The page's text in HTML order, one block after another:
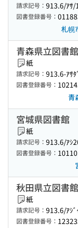
請求記号： 913.6/ｱｻ/
図書登録番号：
札幌
青森県立図書館
紙
請求記号： 913.6-ｱｻ
図書登録番号：
青
宮城県図書館
紙
請求記号： 913.6/ｱｼ
図書登録番号：
秋田県立図書館
紙
請求記号： 913.6/ｱｼ
図書登録番号：